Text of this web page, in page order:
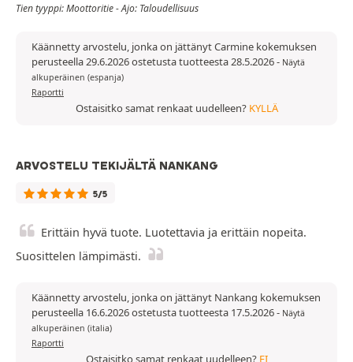
Tien tyyppi: Moottoritie - Ajo: Taloudellisuus
Käännetty arvostelu, jonka on jättänyt Carmine kokemuksen
perusteella 29.6.2026 ostetusta tuotteesta 28.5.2026- Näytä
alkuperäinen (espanja)
Raportti
Ostaisitko samat renkaat uudelleen? KYLLÄ
ARVOSTELU TEKIJÄLTÄ NANKANG
5/5
Erittäin hyvä tuote. Luotettavia ja erittäin nopeita.
Suosittelen lämpimästi.
Käännetty arvostelu, jonka on jättänyt Nankang kokemuksen
perusteella 16.6.2026 ostetusta tuotteesta 17.5.2026- Näytä
alkuperäinen (italia)
Raportti
Ostaisitko samat renkaat uudelleen? EI